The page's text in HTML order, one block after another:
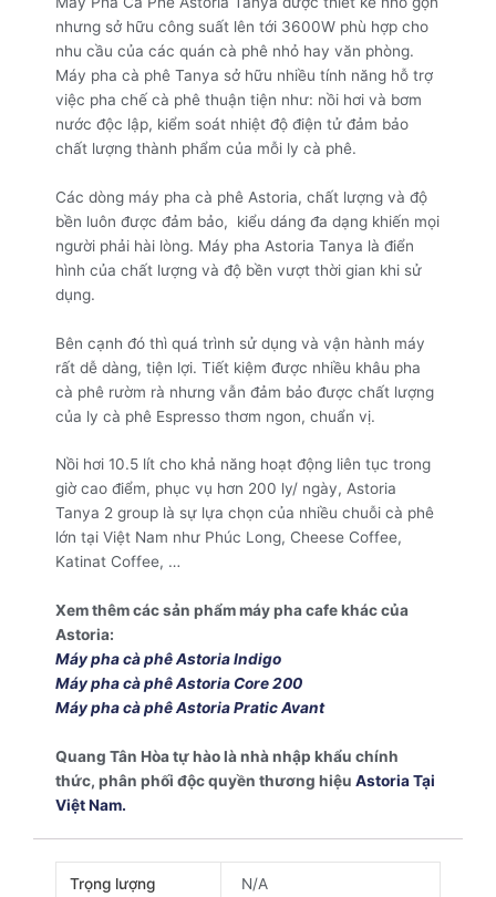
nhưng sở hữu công suất lên tới 3600W phù hợp cho
nhu cầu của các quán cà phê nhỏ hay văn phòng.
Máy pha cà phê Tanya sở hữu nhiều tính năng hỗ trợ
việc pha chế cà phê thuận tiện như: nồi hơi và bơm
nước độc lập, kiểm soát nhiệt độ điện tử đảm bảo
chất lượng thành phẩm của mỗi ly cà phê.
Các dòng máy pha cà phê Astoria, chất lượng và độ
bền luôn được đảm bảo, kiểu dáng đa dạng khiến mọi
người phải hài lòng. Máy pha Astoria Tanya là điển
hình của chất lượng và độ bền vượt thời gian khi sử
dụng.
Bên cạnh đó thì quá trình sử dụng và vận hành máy
rất dễ dàng, tiện lợi. Tiết kiệm được nhiều khâu pha
cà phê rườm rà nhưng vẫn đảm bảo được chất lượng
của ly cà phê Espresso thơm ngon, chuẩn vị.
Nồi hơi 10.5 lít cho khả năng hoạt động liên tục trong
giờ cao điểm, phục vụ hơn 200 ly/ ngày, Astoria
Tanya 2 group là sự lựa chọn của nhiều chuỗi cà phê
lớn tại Việt Nam như Phúc Long, Cheese Coffee,
Katinat Coffee, …
Xem thêm các sản phẩm máy pha cafe khác của
Astoria:
Máy pha cà phê Astoria Indigo
Máy pha cà phê Astoria Core 200
Máy pha cà phê Astoria Pratic Avant
Quang Tân Hòa tự hào là nhà nhập khẩu chính
thức, phân phối độc quyền thương hiệu Astoria Tại
Việt Nam.
Trọng lượng N/A